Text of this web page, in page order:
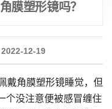
膜塑形镜吗？
2022-12-19
戴角膜塑形镜睡觉，但
个没注意便被感冒缠住